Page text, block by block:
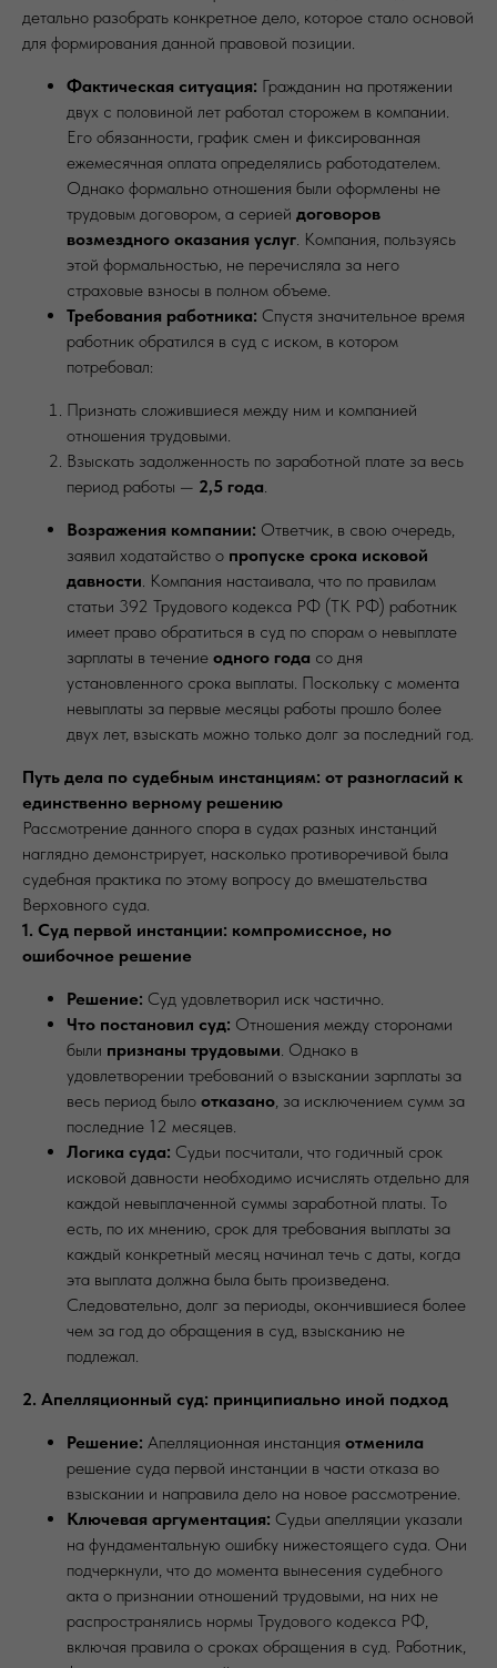
детально разобрать конкретное дело, которое стало основой
для формирования данной правовой позиции.
Фактическая ситуация: Гражданин на протяжении
двух с половиной лет работал сторожем в компании.
Его обязанности, график смен и фиксированная
ежемесячная оплата определялись работодателем.
Однако формально отношения были оформлены не
трудовым договором, а серией договоров
возмездного оказания услуг. Компания, пользуясь
этой формальностью, не перечисляла за него
страховые взносы в полном объеме.
Требования работника: Спустя значительное время
работник обратился в суд с иском, в котором
потребовал:
Признать сложившиеся между ним и компанией
отношения трудовыми.
Взыскать задолженность по заработной плате за весь
период работы — 2,5 года.
Возражения компании: Ответчик, в свою очередь,
заявил ходатайство о пропуске срока исковой
давности. Компания настаивала, что по правилам
статьи 392 Трудового кодекса РФ (ТК РФ) работник
имеет право обратиться в суд по спорам о невыплате
зарплаты в течение одного года со дня
установленного срока выплаты. Поскольку с момента
невыплаты за первые месяцы работы прошло более
двух лет, взыскать можно только долг за последний год.
Путь дела по судебным инстанциям: от разногласий к
единственно верному решению
Рассмотрение данного спора в судах разных инстанций
наглядно демонстрирует, насколько противоречивой была
судебная практика по этому вопросу до вмешательства
Верховного суда.
1. Суд первой инстанции: компромиссное, но
ошибочное решение
Решение: Суд удовлетворил иск частично.
Что постановил суд: Отношения между сторонами
были признаны трудовыми. Однако в
удовлетворении требований о взыскании зарплаты за
весь период было отказано, за исключением сумм за
последние 12 месяцев.
Логика суда: Судьи посчитали, что годичный срок
исковой давности необходимо исчислять отдельно для
каждой невыплаченной суммы заработной платы. То
есть, по их мнению, срок для требования выплаты за
каждый конкретный месяц начинал течь с даты, когда
эта выплата должна была быть произведена.
Следовательно, долг за периоды, окончившиеся более
чем за год до обращения в суд, взысканию не
подлежал.
2. Апелляционный суд: принципиально иной подход
Решение: Апелляционная инстанция отменила
решение суда первой инстанции в части отказа во
взыскании и направила дело на новое рассмотрение.
Ключевая аргументация: Судьи апелляции указали
на фундаментальную ошибку нижестоящего суда. Они
подчеркнули, что до момента вынесения судебного
акта о признании отношений трудовыми, на них не
распространялись нормы Трудового кодекса РФ,
включая правила о сроках обращения в суд. Работник,